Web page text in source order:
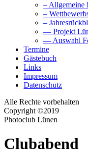
– Allgemeine
–
–
— Projekt
— Auswahl
Termine
Gästebuch
Links
Impressum
Datenschutz
Alle Rechte vorbehalten
Copyright ©2019
Photoclub Lünen
Clubabend